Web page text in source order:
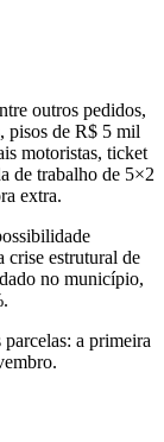
outros pedidos,
pisos de R$ 5 mil
motoristas, ticket
de trabalho de 5×2
extra.
crise estrutural de
no município,
a primeira